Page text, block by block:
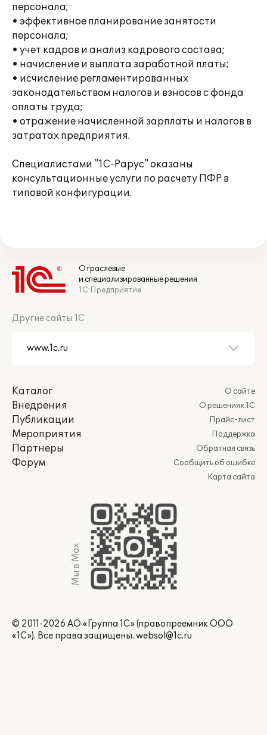
персонала;
• эффективное планирование занятости
персонала;
• учет кадров и анализ кадрового состава;
• начисление и выплата заработной платы;
• исчисление регламентированных
законодательством налогов и взносов с фонда
оплаты труда;
• отражение начисленной зарплаты и налогов в
затратах предприятия.
Специалистами "1С-Рарус" оказаны
консультационные услуги по расчету ПФР в
типовой конфигурации.
Отраслевые
и специализированные решения
1С:Предприятие
Другие сайты 1С
Каталог
Внедрения
Публикации
Мероприятия
Партнеры
Форум
О сайте
О решениях 1С
Прайс-лист
Поддержка
Обратная связь
Сообщить об ошибке
Карта сайта
Мы в Max
© 2011-2026 АО «Группа 1С» (правопреемник ООО
«1С»). Все права защищены. websol@1c.ru